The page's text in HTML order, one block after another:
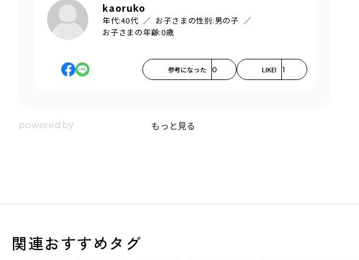
kaoruko
年代:40代 お子さまの性別:男の子
お子さまの年齢:0歳
参考になった 0 LIKE! 1
もっと見る
関連おすすめタグ